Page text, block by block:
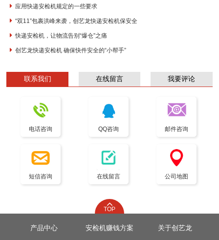
应用快递安检机规定的一些要求
“双11”包裹洪峰来袭，创艺龙快递安检机保安全
快递安检机，让物流告别“爆仓”之痛
创艺龙快递安检机 确保快件安全的“小帮手”
联系我们 在线留言 我要评论
电话咨询 QQ咨询 邮件咨询
短信咨询 在线留言 公司地图
TOP
产品中心 安检机赚钱方案 关于创艺龙